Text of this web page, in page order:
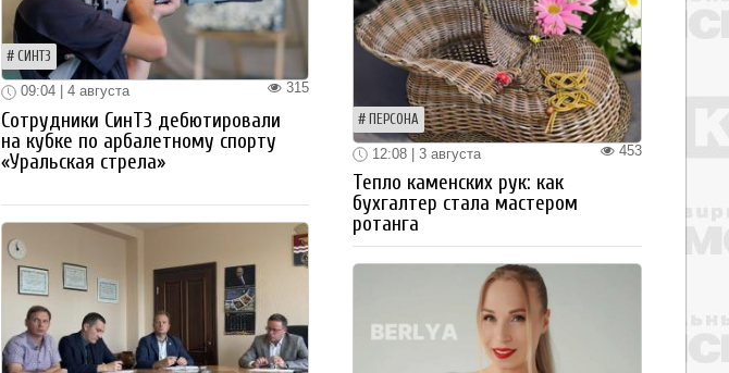
СИНТЗ
315
09:04 | 4 августа
Сотрудники СинТЗ дебютировали
на кубке по арбалетному спорту
«Уральская стрела»
ПЕРСОНА
453
12:08 | 3 августа
Тепло каменских рук: как
бухгалтер стала мастером
ротанга